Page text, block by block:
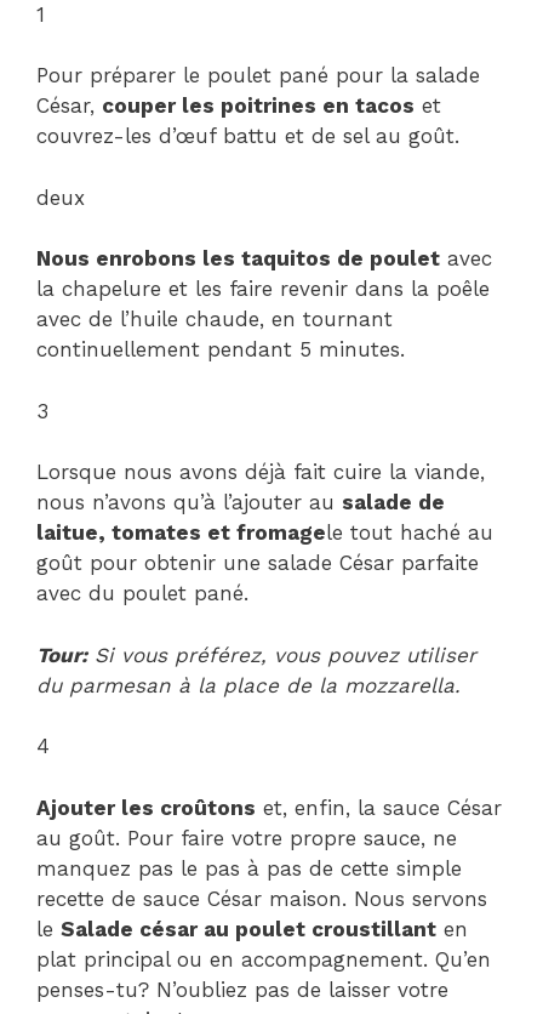
1
Pour préparer le poulet pané pour la salade
César, couper les poitrines en tacos et
couvrez-les d’œuf battu et de sel au goût.
deux
Nous enrobons les taquitos de poulet avec
la chapelure et les faire revenir dans la poêle
avec de l’huile chaude, en tournant
continuellement pendant 5 minutes.
3
Lorsque nous avons déjà fait cuire la viande,
nous n’avons qu’à l’ajouter au salade de
laitue, tomates et fromagele tout haché au
goût pour obtenir une salade César parfaite
avec du poulet pané.
Tour:Si vous préférez, vous pouvez utiliser
du parmesan à la place de la mozzarella.
4
Ajouter les croûtons et, enfin, la sauce César
au goût. Pour faire votre propre sauce, ne
manquez pas le pas à pas de cette simple
recette de sauce César maison. Nous servons
le Salade césar au poulet croustillant en
plat principal ou en accompagnement. Qu’en
penses-tu? N’oubliez pas de laisser votre